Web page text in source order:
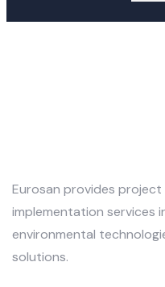
Eurosan provides
implementation services
environmental
solutions.